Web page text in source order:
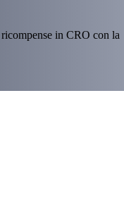
in CRO con la